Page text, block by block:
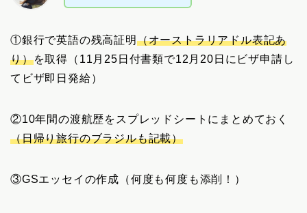
①銀行で英語の残高証明（オーストラリアドル表記あ
り）を取得（11月25日付書類で12月20日にビザ申請し
てビザ即日発給）
②10年間の渡航歴をスプレッドシートにまとめておく
（日帰り旅行のブラジルも記載）
③GSエッセイの作成（何度も何度も添削！）